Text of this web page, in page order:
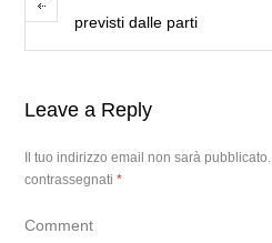
previsti dalle parti
Leave a Reply
Il tuo indirizzo email non sarà pubblicato.
contrassegnati*
Comment